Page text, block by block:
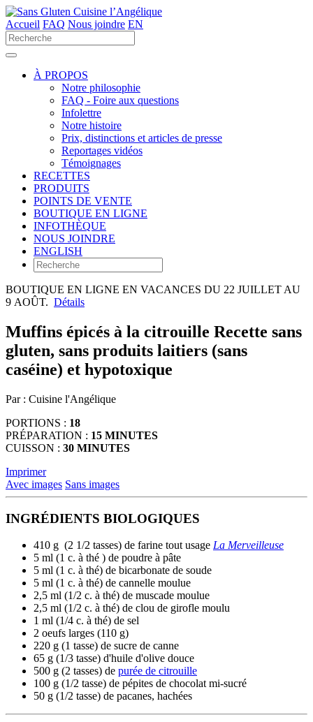
Accueil FAQ Nous joindre EN
et
bas
le
résultat
pour
de
recherche
sélectionné.
d'appareils
tactiles
peuvent
se
servir
toucher
À PROPOS
Notre philosophie
FAQ - Foire aux questions
Infolettre
Notre histoire
Prix, distinctions et articles de presse
Reportages vidéos
Témoignages
RECETTES
PRODUITS
POINTS DE VENTE
BOUTIQUE EN LIGNE
INFOTHÈQUE
NOUS JOINDRE
ENGLISH
BOUTIQUE EN LIGNE EN VACANCES DU 22 JUILLET AU
9 AOÛT. Détails
Muffins épicés à la citrouille Recette sans
gluten, sans produits laitiers (sans
caséine) et hypotoxique
Par : Cuisine l'Angélique
PORTIONS : 18
PRÉPARATION : 15 MINUTES
CUISSON : 30 MINUTES
Imprimer
Avec images Sans images
INGRÉDIENTS BIOLOGIQUES
410 g (2 1/2 tasses) de farine tout usage La Merveilleuse
5 ml (1 c. à thé ) de poudre à pâte
5 ml (1 c. à thé) de bicarbonate de soude
5 ml (1 c. à thé) de cannelle moulue
2,5 ml (1/2 c. à thé) de muscade moulue
2,5 ml (1/2 c. à thé) de clou de girofle moulu
1 ml (1/4 c. à thé) de sel
2 oeufs larges (110 g)
220 g (1 tasse) de sucre de canne
65 g (1/3 tasse) d'huile d'olive douce
500 g (2 tasses) de purée de citrouille
100 g (1/2 tasse) de pépites de chocolat mi-sucré
50 g (1/2 tasse) de pacanes, hachées